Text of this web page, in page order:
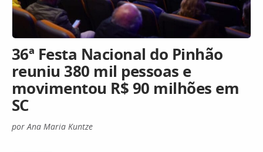
36ª Festa Nacional do Pinhão
reuniu 380 mil pessoas e
movimentou R$ 90 milhões em
SC
por Ana Maria Kuntze